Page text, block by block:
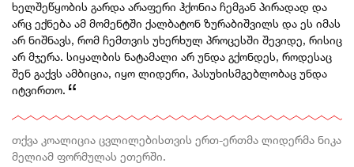
ხელშეწყობის გარდა არაფერი ჰქონია ჩემგან პირადად და
არც ექნება ამ მომენტში ქალბატონ ზურაბიშვილს და ეს იმას
არ ნიშნავს, რომ ჩემთვის უხერხულ პროცესში შევიდე, რისიც
არ მჯერა. სიყალბის ნატამალი არ უნდა გქონდეს, როდესაც
შენ გაქვს ამბიცია, იყო ლიდერი, პასუხისმგებლობაც უნდა
იტვირთო.
თქვა კოალიცია ცვლილებისთვის ერთ-ერთმა ლიდერმა ნიკა
მელიამ ფორმულას ეთერში.